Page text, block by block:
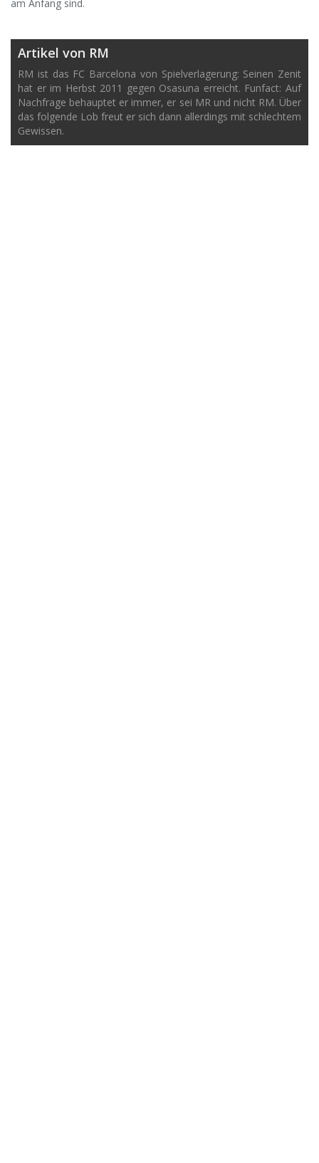
am Anfang sind.
Artikel von RM
RM ist das FC Barcelona von Spielverlagerung: Seinen Zenit
hat er im Herbst 2011 gegen Osasuna erreicht. Funfact: Auf
Nachfrage behauptet er immer, er sei MR und nicht RM. Über
das folgende Lob freut er sich dann allerdings mit schlechtem
Gewissen.